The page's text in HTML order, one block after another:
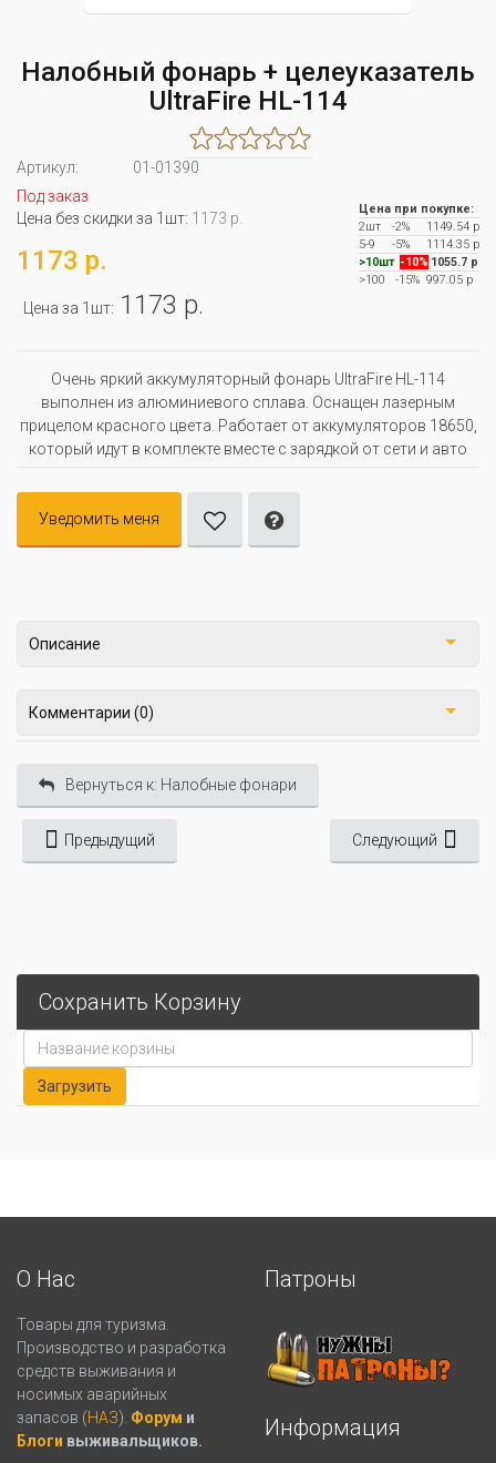
Налобный фонарь + целеуказатель
UltraFire HL-114
Артикул:
01-01390
Под заказ
Цена без скидки за 1шт: 1173 р.
1173 р.
Цена за 1шт: 1173 р.
Цена при покупке:
2шт
-2%
1149.54 р
5-9
-5%
1114.35 р
>10шт -10% 1055.7 р
>100
-15% 997.05 р
Очень яркий аккумуляторный фонарь UltraFire HL-114
выполнен из алюминиевого сплава. Оснащен лазерным
прицелом красного цвета. Работает от аккумуляторов 18650,
который идут в комплекте вместе с зарядкой от сети и авто
Уведомить меня
Описание
Комментарии (0)
Вернуться к: Налобные фонари
Предыдущий Следующий
Сохранить Корзину
О Нас
Товары для туризма.
Производство и разработка
средств выживания и
носимых аварийных
запасов (НАЗ). Форум и
Блоги выживальщиков.
Патроны
Информация